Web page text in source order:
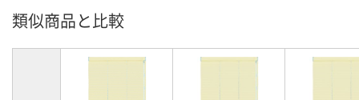
類似商品と比較